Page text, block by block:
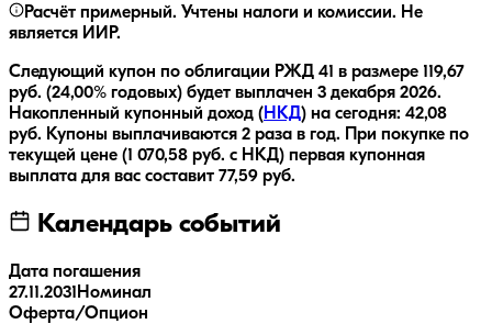
Расчёт примерный. Учтены налоги и комиссии. Не
является ИИР.
Следующий купон по облигации РЖД 41 в размере 119,67
руб. (24,00% годовых) будет выплачен 3 декабря 2026.
Накопленный купонный доход ( НКД) на сегодня: 42,08
руб. Купоны выплачиваются 2 раза в год.
При покупке по
текущей цене (1 070,58 руб. с НКД) первая купонная
выплата для вас составит 77,59 руб.
Календарь событий
Дата погашения
27.11.2031 Номинал
Оферта/Опцион